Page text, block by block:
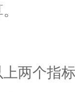
上两个指